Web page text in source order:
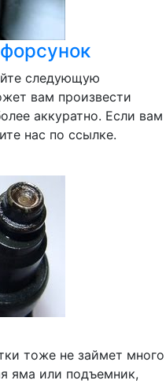
следующую
вам произвести
аккуратно. Если вам
нас по ссылке.
тоже не займет много
яма или подъемник,